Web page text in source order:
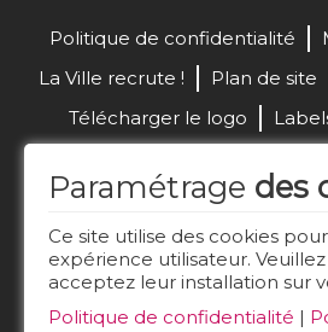
Paramétrage des
Ce site utilise des cookies
expérience utilisateur.
acceptez leur installation sur
Politique de confidentialité |
Politique de confidentialité
La Ville recrute !
Plan de site
Télécharger le logo
Réalisation de site :
Restez